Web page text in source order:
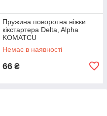
Пружина поворотна ніжки
кікстартера Delta, Alpha
KOMATCU
Немає в наявності
66 ₴